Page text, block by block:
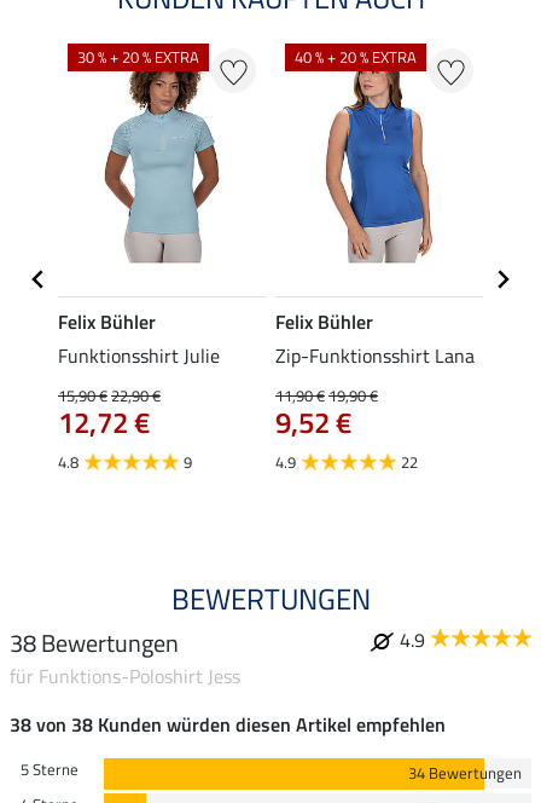
30 % + 20 % EXTRA
Felix Bühler
Funktionsshirt Julie
15,90 €22,90 €
12,72 €
4.8 9
40 % + 20 % EXTRA
Felix Bühler
Zip-Funktionsshirt Lana
11,90 €19,90 €
9,52 €
4.9 22
BEWERTUNGEN
38 Bewertungen
4.9
für Funktions-Poloshirt Jess
38 von 38 Kunden würden diesen Artikel empfehlen
5 Sterne
34 Bewertungen